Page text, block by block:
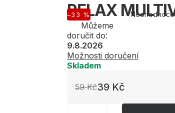
RELAX
–33 %Průměrné
hodnocení
produktu
je
0,0
z
hvězdiček.
59 Kč39 Kč
Skladem
Můžeme
doručit do:
9.8.2026
Možnosti doručení